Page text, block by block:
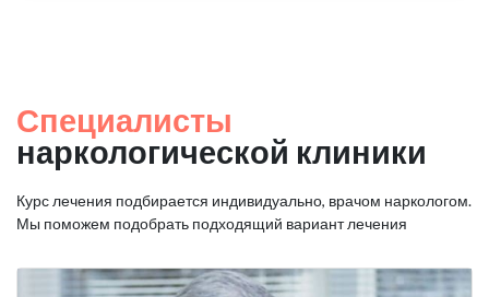
Специалисты
наркологической клиники
Курс лечения подбирается индивидуально, врачом наркологом.
Мы поможем подобрать подходящий вариант лечения